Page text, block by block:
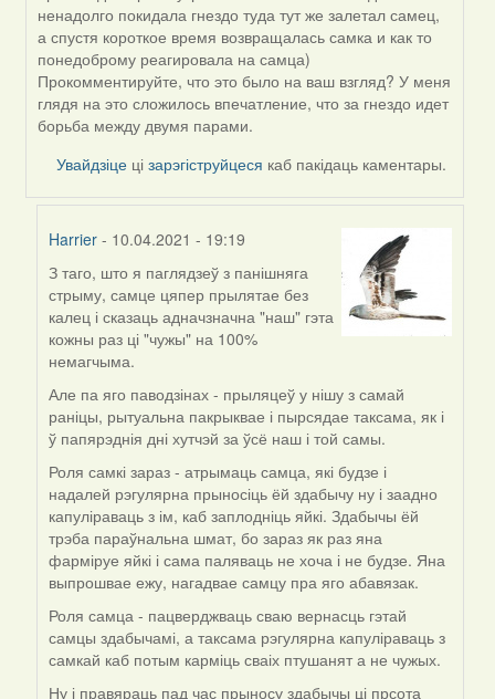
ненадолго покидала гнездо туда тут же залетал самец,
а спустя короткое время возвращалась самка и как то
понедоброму реагировала на самца)
Прокомментируйте, что это было на ваш взгляд? У меня
глядя на это сложилось впечатление, что за гнездо идет
борьба между двумя парами.
Увайдзіце цізарэгіструйцеся каб пакідаць каментары.
Harrier - 10.04.2021 - 19:19
In
reply
to
by
ZNR
З таго, што я паглядзеў з панішняга
стрыму, самце цяпер прылятае без
калец і сказаць адначзначна "наш" гэта
кожны раз ці "чужы" на 100%
немагчыма.
Але па яго паводзінах - прыляцеў у нішу з самай
раніцы, рытуальна пакрыквае і пырсядае таксама, як і
ў папярэднія дні хутчэй за ўсё наш і той самы.
Роля самкі зараз - атрымаць самца, які будзе і
надалей рэгулярна прыносіць ёй здабычу ну і заадно
капуліраваць з ім, каб заплодніць яйкі. Здабычы ёй
трэба параўнальна шмат, бо зараз як раз яна
фарміруе яйкі і сама паляваць не хоча і не будзе. Яна
выпрошвае ежу, нагадвае самцу пра яго абавязак.
Роля самца - пацверджваць сваю вернасць гэтай
самцы здабычамі, а таксама рэгулярна капуліраваць з
самкай каб потым карміць сваіх птушанят а не чужых.
Ну і правяраць пад час прыносу здабычы ці прсота